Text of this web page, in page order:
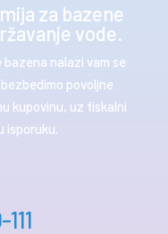
za bazene
vode.
nalazi vam se
povoljne
kupovinu, uz fiskalni
isporuku.